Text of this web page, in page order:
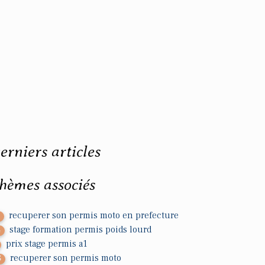
articles
associés
recuperer son permis moto en prefecture
stage formation permis poids lourd
prix stage permis a1
recuperer son permis moto